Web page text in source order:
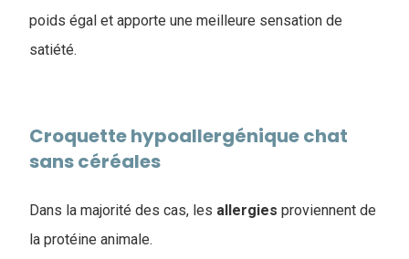
poids égal et apporte une meilleure sensation de
satiété.
Croquette hypoallergénique chat
sans céréales
Dans la majorité des cas, les allergies proviennent de
la protéine animale.